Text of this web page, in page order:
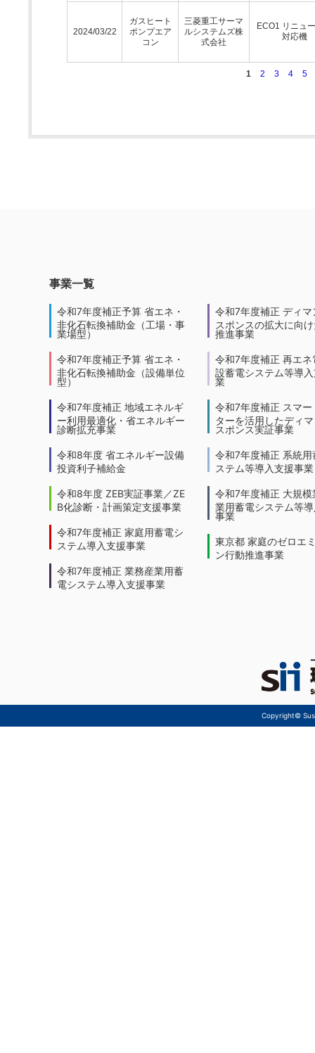
2024/03/22
ガスヒート
ポンプエア
コン
三菱重工サーマ
ルシステムズ株
式会社
ECO1 リニュ
対応機
1 2 3 4 5
事業一覧
令和7年度補正予算 省エネ・
非化石転換補助金（工場・事
業場型）
令和7年度補正予算 省エネ・
非化石転換補助金（設備単位
型）
令和7年度補正 地域エネルギ
ー利用最適化・省エネルギー
診断拡充事業
令和8年度 省エネルギー設備
投資利子補給金
令和8年度 ZEB実証事業／ZE
B化診断・計画策定支援事業
令和7年度補正 家庭用蓄電シ
ステム導入支援事業
令和7年度補正 業務産業用蓄
電システム導入支援事業
令和7年度補正 ディマ
スポンスの拡大に向
推進事業
令和7年度補正 再エネ
設蓄電システム等導
業
令和7年度補正 スマー
ターを活用したディ
スポンス実証事業
令和7年度補正 系統用
ステム等導入支援事業
令和7年度補正 大規模
業用蓄電システム等
事業
東京都 家庭のゼロエ
ン行動推進事業
Copyright©